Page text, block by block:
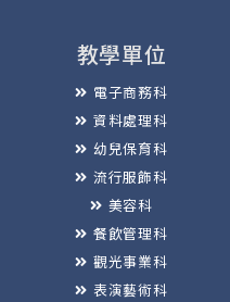
教學單位
電子商務科
資料處理科
幼兒保育科
流行服飾科
美容科
餐飲管理科
觀光事業科
表演藝術科